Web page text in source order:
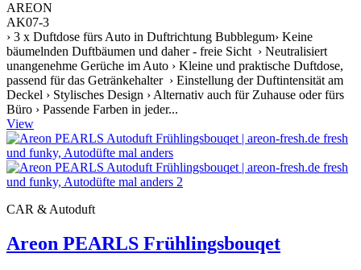
AREON
AK07-3
› 3 x Duftdose fürs Auto in Duftrichtung Bubblegum› Keine
bäumelnden Duftbäumen und daher - freie Sicht › Neutralisiert
unangenehme Gerüche im Auto › Kleine und praktische Duftdose,
passend für das Getränkehalter › Einstellung der Duftintensität am
Deckel › Stylisches Design › Alternativ auch für Zuhause oder fürs
Büro › Passende Farben in jeder...
View
CAR & Autoduft
Areon PEARLS Frühlingsbouqet